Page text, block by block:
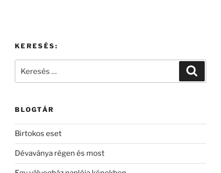
KERESÉS:
BLOGTÁR
Birtokos eset
Dévaványa régen és most